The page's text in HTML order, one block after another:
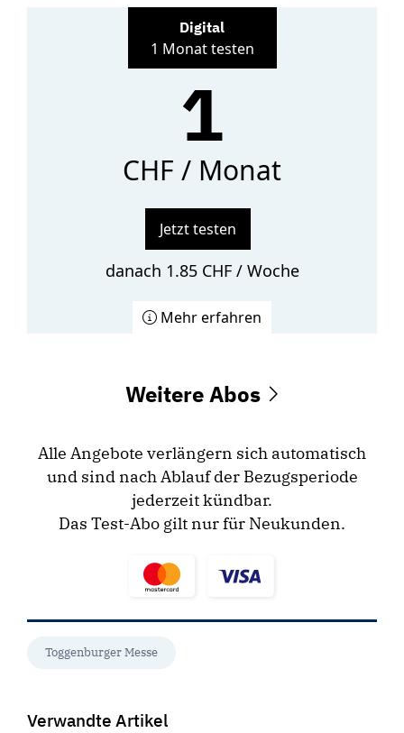
Digital
1 Monat testen
1
CHF / Monat
Jetzt testen
danach 1.85 CHF / Woche
Mehr erfahren
Weitere Abos
Alle Angebote verlängern sich automatisch
und sind nach Ablauf der Bezugsperiode
jederzeit kündbar.
Das Test-Abo gilt nur für Neukunden.
Toggenburger Messe
Verwandte Artikel